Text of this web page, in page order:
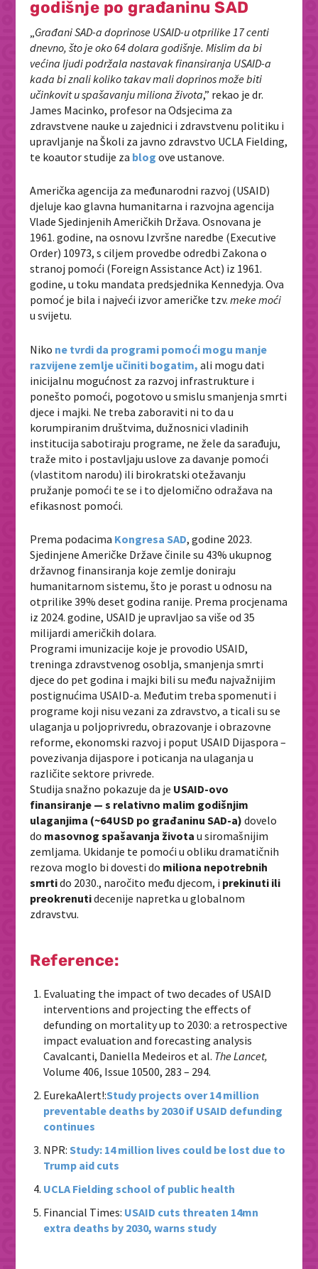
godišnje po građaninu SAD
Građani SAD-a doprinose USAID-u otprilike 17 centi
dnevno, što je oko 64 dolara godišnje. Mislim da bi
većina ljudi podržala nastavak finansiranja USAID-a
kada bi znali koliko takav mali doprinos može biti
učinkovit u spašavanju miliona života,” rekao je dr.
James Macinko, profesor na Odsjecima za
zdravstvene nauke u zajednici i zdravstvenu politiku i
upravljanje na Školi za javno zdravstvo UCLA Fielding,
te koautor studije za blog ove ustanove.
Američka agencija za međunarodni razvoj (USAID)
djeluje kao glavna humanitarna i razvojna agencija
Vlade Sjedinjenih Američkih Država. Osnovana je
1961. godine, na osnovu Izvršne naredbe (Executive
Order) 10973, s ciljem provedbe odredbi Zakona o
stranoj pomoći (Foreign Assistance Act) iz 1961.
godine, u toku mandata predsjednika Kennedyja. Ova
pomoć je bila i najveći izvor američke tzv.meke moći
u svijetu.
Niko ne tvrdi da programi pomoći mogu manje
razvijene zemlje učiniti bogatim, ali mogu dati
inicijalnu mogućnost za razvoj infrastrukture i
ponešto pomoći, pogotovo u smislu smanjenja smrti
djece i majki. Ne treba zaboraviti ni to da u
korumpiranim društvima, dužnosnici vladinih
institucija sabotiraju programe, ne žele da sarađuju,
traže mito i postavljaju uslove za davanje pomoći
(vlastitom narodu) ili birokratski otežavanju
pružanje pomoći te se i to djelomično odražava na
efikasnost pomoći.
Prema podacima Kongresa SAD, godine 2023.
Sjedinjene Američke Države činile su 43% ukupnog
državnog finansiranja koje zemlje doniraju
humanitarnom sistemu, što je porast u odnosu na
otprilike 39% deset godina ranije. Prema procjenama
iz 2024. godine, USAID je upravljao sa više od 35
milijardi američkih dolara.
Programi imunizacije koje je provodio USAID,
treninga zdravstvenog osoblja, smanjenja smrti
djece do pet godina i majki bili su među najvažnijim
postignućima USAID-a. Međutim treba spomenuti i
programe koji nisu vezani za zdravstvo, a ticali su se
ulaganja u poljoprivredu, obrazovanje i obrazovne
reforme, ekonomski razvoj i poput USAID Dijaspora –
povezivanja dijaspore i poticanja na ulaganja u
različite sektore privrede.
Studija snažno pokazuje da je USAID‑ovo
finansiranje — s relativno malim godišnjim
ulaganjima (~64 USD po građaninu SAD‑a) dovelo
do masovnog spašavanja života u siromašnijim
zemljama. Ukidanje te pomoći u obliku dramatičnih
rezova moglo bi dovesti do miliona nepotrebnih
smrtido 2030., naročito među djecom, i prekinuti ili
preokrenutidecenije napretka u globalnom
zdravstvu.
Reference:
Evaluating the impact of two decades of USAID
interventions and projecting the effects of
defunding on mortality up to 2030: a retrospective
impact evaluation and forecasting analysis
Cavalcanti, Daniella Medeiros et al. The Lancet,
Volume 406, Issue 10500, 283 – 294.
EurekaAlert!:Study projects over 14 million
preventable deaths by 2030 if USAID defunding
continues
NPR: Study: 14 million lives could be lost due to
Trump aid cuts
UCLA Fielding school of public health
Financial Times: USAID cuts threaten 14mn
extra deaths by 2030, warns study